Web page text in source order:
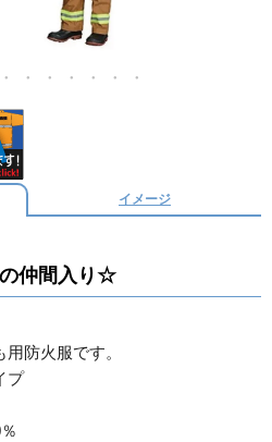
イメージ
仲間入り☆
防火服です。
プ